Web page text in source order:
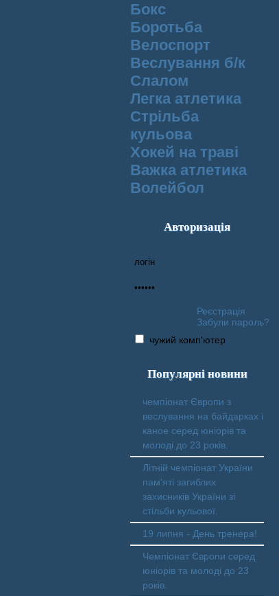
Бокс
Боротьба
Велоспорт
Веслування б/к
Cлалом
Легка атлетика
Стрільба
кульова
Хокей на траві
Важка атлетика
Волейбол
Авторизація
Реєстрація
Забули пароль?
чужий комп'ютер
Популярні новини
чемпіонат Європи з
веслування на байдарках і
каное серед юніорів та
молоді до 23 років.
Літній чемпіонат України
пам'яті загиблих
захисників України зі
стільби кульової.
19 липня - День тренера!
Чемпіонат Європи серед
юніорів та молоді до 23
років.